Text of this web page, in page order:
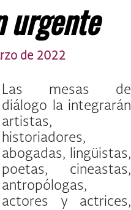
urgente
de 2022
Las mesas de
diálogo la integrarán
artistas,
historiadores,
abogadas, lingüistas,
poetas, cineastas,
antropólogas,
actores y actrices,